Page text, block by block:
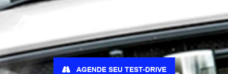
AGENDE SEU TEST-DRIVE